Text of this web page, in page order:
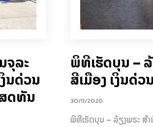
ຈຸລະ
ນດ່ວນ
ດທັນ
ພິທີເຮັດບຸນ –
ສີເມືອງ ເງິນດ່ວນ
30/11/2020
ພິ​ທີ​ເຮັດ​ບຸນ – ລ້ຽງ​ພ​ຣະ ສຳ